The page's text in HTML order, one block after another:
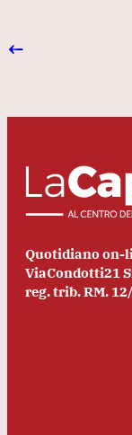
←
Quotidiano on-
ViaCondotti21
reg. trib. RM.